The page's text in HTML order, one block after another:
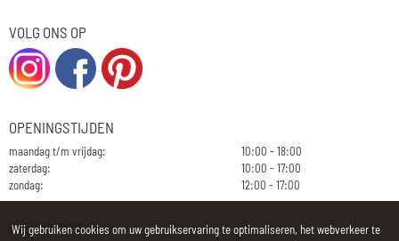
VOLG ONS OP
OPENINGSTIJDEN
maandag t/m vrijdag:
10:00 - 18:00
zaterdag:
10:00 - 17:00
zondag:
12:00 - 17:00
NIEUWSBRIEF
Wij gebruiken cookies om uw gebruikservaring te optimaliseren, het webverkeer te